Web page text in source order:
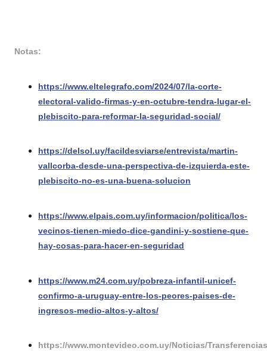
Notas:
https://www.eltelegrafo.com/2024/07/la-corte-
electoral-valido-firmas-y-en-octubre-tendra-lugar-el-
plebiscito-para-reformar-la-seguridad-social/
https://delsol.uy/facildesviarse/entrevista/martin-
vallcorba-desde-una-perspectiva-de-izquierda-este-
plebiscito-no-es-una-buena-solucion
https://www.elpais.com.uy/informacion/politica/los-
vecinos-tienen-miedo-dice-gandini-y-sostiene-que-
hay-cosas-para-hacer-en-seguridad
https://www.m24.com.uy/pobreza-infantil-unicef-
confirmo-a-uruguay-entre-los-peores-paises-de-
ingresos-medio-altos-y-altos/
https://www.montevideo.com.uy/Noticias/